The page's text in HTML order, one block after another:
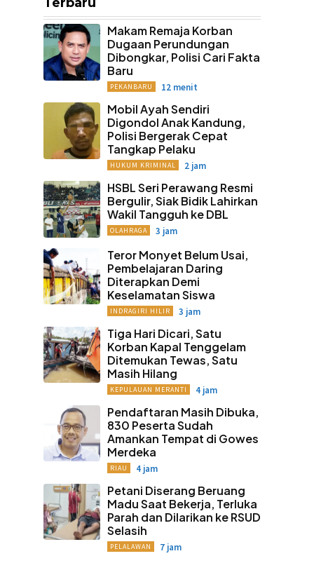
Makam Remaja Korban
Dugaan Perundungan
Dibongkar, Polisi Cari Fakta
Baru
PEKANBARU 12 menit
Mobil Ayah Sendiri
Digondol Anak Kandung,
Polisi Bergerak Cepat
Tangkap Pelaku
HUKUM KRIMINAL 2 jam
HSBL Seri Perawang Resmi
Bergulir, Siak Bidik Lahirkan
Wakil Tangguh ke DBL
OLAHRAGA 3 jam
Teror Monyet Belum Usai,
Pembelajaran Daring
Diterapkan Demi
Keselamatan Siswa
INDRAGIRI HILIR 3 jam
Tiga Hari Dicari, Satu
Korban Kapal Tenggelam
Ditemukan Tewas, Satu
Masih Hilang
KEPULAUAN MERANTI 4 jam
Pendaftaran Masih Dibuka,
830 Peserta Sudah
Amankan Tempat di Gowes
Merdeka
RIAU 4 jam
Petani Diserang Beruang
Madu Saat Bekerja, Terluka
Parah dan Dilarikan ke RSUD
Selasih
PELALAWAN 7 jam